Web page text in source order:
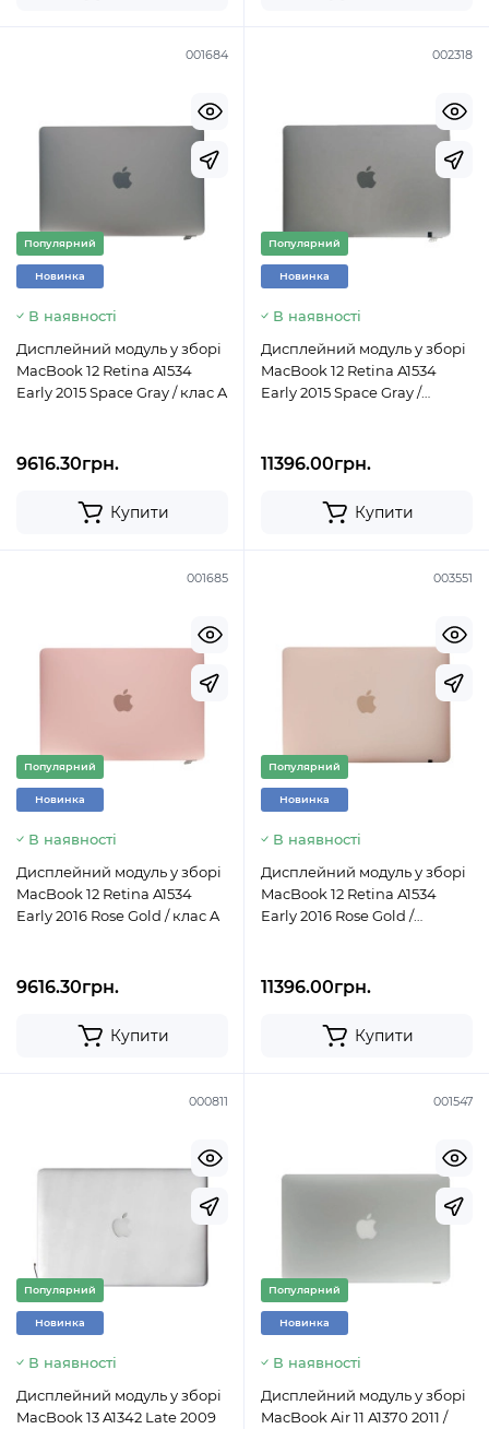
001684
Популярний
Новинка
В наявності
Дисплейний модуль у зборі
MacBook 12 Retina A1534
Early 2015 Space Gray / клас A
9616.30грн.
Купити
002318
Популярний
Новинка
В наявності
Дисплейний модуль у зборі
MacBook 12 Retina A1534
Early 2015 Space Gray /
11396.00грн.
Купити
001685
Популярний
Новинка
В наявності
Дисплейний модуль у зборі
MacBook 12 Retina A1534
Early 2016 Rose Gold / клас A
9616.30грн.
Купити
003551
Популярний
Новинка
В наявності
Дисплейний модуль у зборі
MacBook 12 Retina A1534
Early 2016 Rose Gold /
11396.00грн.
Купити
000811
Популярний
Новинка
В наявності
Дисплейний модуль у зборі
MacBook 13 A1342 Late 2009
001547
Популярний
Новинка
В наявності
Дисплейний модуль у зборі
MacBook Air 11 A1370 2011 /